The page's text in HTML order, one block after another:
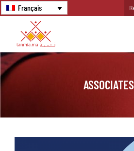
Français
ASSOCIATES